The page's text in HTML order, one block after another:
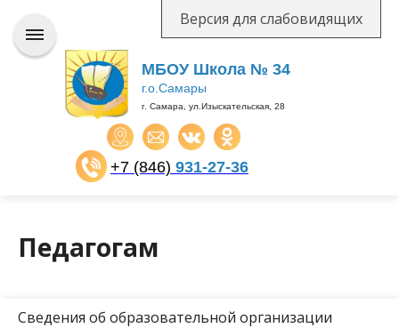
Версия для слабовидящих
МБОУ Школа № 34
г.о.Самары
г. Самара, ул.Изыскательская, 28
+7 (846) 931-27-36
Педагогам
Сведения об образовательной организации